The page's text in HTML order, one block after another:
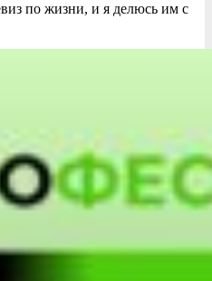
по жизни, и я делюсь им с